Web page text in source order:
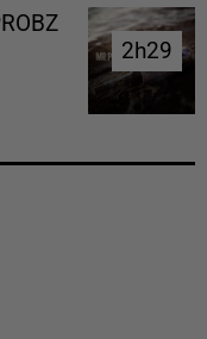
2h29
2h29